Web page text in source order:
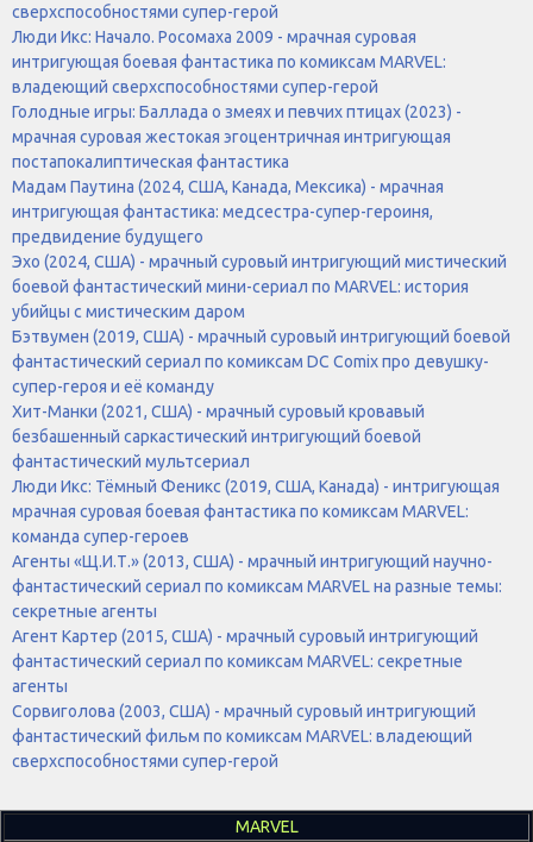
сверхспособностями супер-герой
Люди Икс: Начало. Росомаха 2009 - мрачная суровая
интригующая боевая фантастика по комиксам MARVEL:
владеющий сверхспособностями супер-герой
Голодные игры: Баллада о змеях и певчих птицах (2023) -
мрачная суровая жестокая эгоцентричная интригующая
постапокалиптическая фантастика
Мадам Паутина (2024, США, Канада, Мексика) - мрачная
интригующая фантастика: медсестра-супер-героиня,
предвидение будущего
Эхо (2024, США) - мрачный суровый интригующий мистический
боевой фантастический мини-сериал по MARVEL: история
убийцы с мистическим даром
Бэтвумен (2019, США) - мрачный суровый интригующий боевой
фантастический сериал по комиксам DC Comix про девушку-
супер-героя и её команду
Хит-Манки (2021, США) - мрачный суровый кровавый
безбашенный саркастический интригующий боевой
фантастический мультсериал
Люди Икс: Тёмный Феникс (2019, США, Канада) - интригующая
мрачная суровая боевая фантастика по комиксам MARVEL:
команда супер-героев
Агенты «Щ.И.Т.» (2013, США) - мрачный интригующий научно-
фантастический сериал по комиксам MARVEL на разные темы:
секретные агенты
Агент Картер (2015, США) - мрачный суровый интригующий
фантастический сериал по комиксам MARVEL: секретные
агенты
Сорвиголова (2003, США) - мрачный суровый интригующий
фантастический фильм по комиксам MARVEL: владеющий
сверхспособностями супер-герой
MARVEL